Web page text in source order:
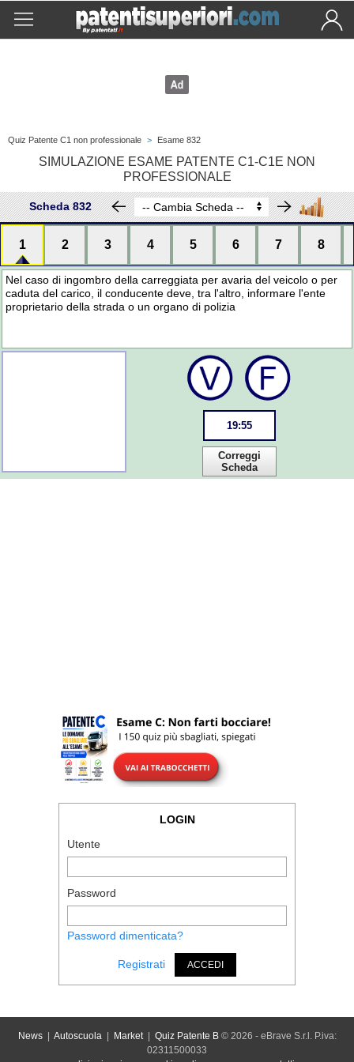
Quiz Patente C1 non professionale > Esame 832
SIMULAZIONE ESAME PATENTE C1-C1E NON
PROFESSIONALE
Scheda 832
1 2 3 4 5 6 7 8
Nel caso di ingombro della carreggiata per avaria del veicolo o per
caduta del carico, il conducente deve, tra l'altro, informare l'ente
proprietario della strada o un organo di polizia
19:55
Correggi
Scheda
LOGIN
Utente
Password
Password dimenticata?
Registrati ACCEDI
News| Autoscuola| Market| Quiz Patente B© 2026 - eBrave S.r.l. P.iva:
02311500033